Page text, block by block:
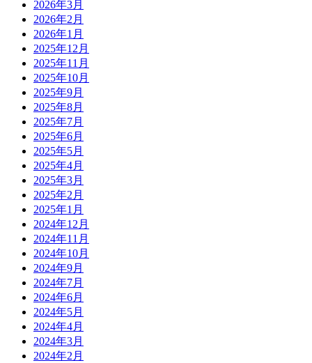
2026年3月
2026年2月
2026年1月
2025年12月
2025年11月
2025年10月
2025年9月
2025年8月
2025年7月
2025年6月
2025年5月
2025年4月
2025年3月
2025年2月
2025年1月
2024年12月
2024年11月
2024年10月
2024年9月
2024年7月
2024年6月
2024年5月
2024年4月
2024年3月
2024年2月